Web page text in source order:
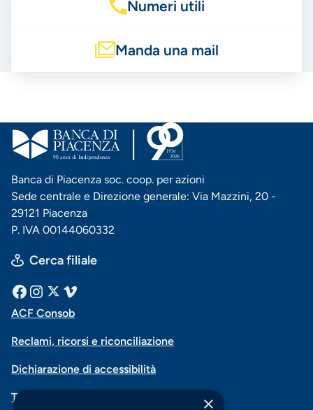
Numeri utili
Manda una mail
Banca di Piacenza soc. coop. per azioni
Sede centrale e Direzione generale: Via Mazzini, 20 -
29121 Piacenza
P. IVA 00144060332
Cerca filiale
Menu
social
Facebook
InstagramVimeo
Menu
navigazione
ACF Consob
Reclami, ricorsi e riconciliazione
Dichiarazione di accessibilità
Trasparenza ×